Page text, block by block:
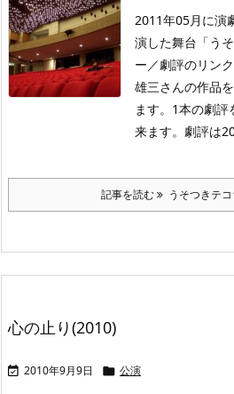
2011年05月に演
演した舞台「う
ー／劇評のリン
雄三さんの作品
ます。1本の劇評
来ます。劇評は
記事を読む うそつきテ
心の止り(2010)
 2010年9月9日  公演